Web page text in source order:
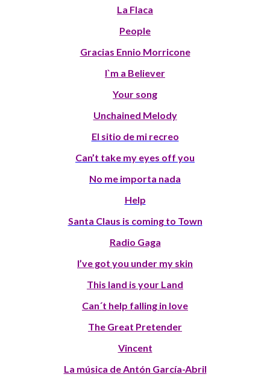
La Flaca
People
Gracias Ennio Morricone
I`m a Believer
Your song
Unchained Melody
El sitio de mi recreo
Can’t take my eyes off you
No me importa nada
Help
Santa Claus is coming to Town
Radio Gaga
I’ve got you under my skin
This land is your Land
Can´t help falling in love
The Great Pretender
Vincent
La música de Antón García-Abril